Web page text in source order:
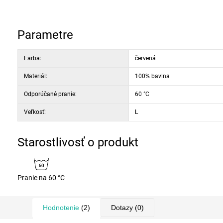
Parametre
Farba: červená
Materiál: 100% bavlna
Odporúčané pranie: 60 °C
Veľkosť: L
Starostlivosť o produkt
Pranie na 60 °C
Hodnotenie (2) Dotazy (0)